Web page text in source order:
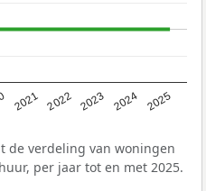
2021 2022 2023 2024 2025
de verdeling van woningen
per jaar tot en met 2025.